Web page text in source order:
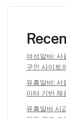
여성알바: 서
구인 사이트
유흥알바: 서
이터 기반 채
유흥알바 시